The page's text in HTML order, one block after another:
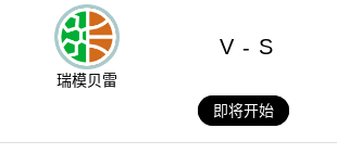
瑞模贝雷
V - S
即将开始